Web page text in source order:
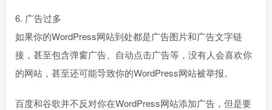
6. 广告过多
如果你的WordPress网站到处都是广告图片和广告文字链
接，甚至包含弹窗广告、自动点击广告等，没有人会喜欢你
的网站，甚至还可能导致你的WordPress网站被举报。
百度和谷歌并不反对你在WordPress网站添加广告，但是要